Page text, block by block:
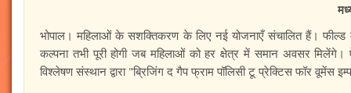
भोपाल। महिलाओं के सशक्तिकरण के लिए नई योजनाएँ संचालित हैं।
कल्पना तभी पूरी होगी जब महिलाओं को हर क्षेत्र में समान अवसर मिलेंगे।
विश्लेषण संस्थान द्वारा "ब्रिजिंग द गैप फ्राम पॉलिसी टू प्रेक्टिस फॉर वूमेंस